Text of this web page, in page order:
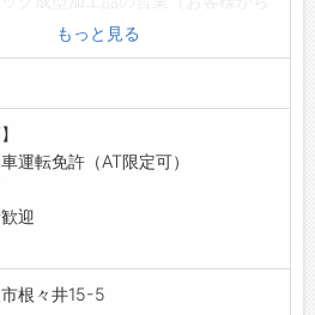
チックで豊かな社会を創造する』こ
として掲げ、企業活動に取り組ん
向上させるためのものであると考え
誇り
ち大半を過ごす職場が、社員にとっ
り』を持てる場所にするため、環
めています。
せに対する、提案営業がメインとな
の書類作成業務
品までのお客様対応 など
お客様が対象のため、宿泊を伴う
もございます。
新規営業もお願いする場合がござ
メージ】
する営業のサポート業務や同行に
していただきます。
もっと見る
運転免許（AT限定可）
迎
根々井15-5